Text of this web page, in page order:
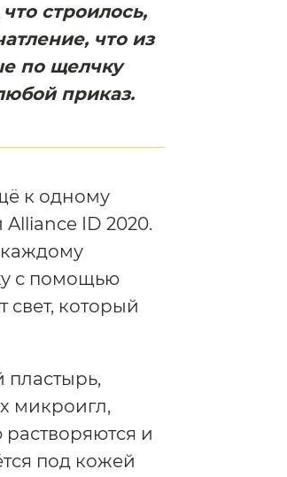
строилось,
что из
по щелчку
приказ.
к одному
ID 2020.
с помощью
который
микроигл,
и
под кожей